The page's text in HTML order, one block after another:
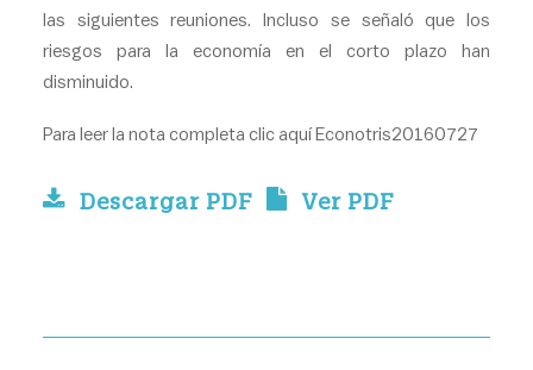
las siguientes reuniones. Incluso se señaló que los
riesgos para la economía en el corto plazo han
disminuido.
Para leer la nota completa clic aquí Econotris20160727
Descargar PDF Ver PDF